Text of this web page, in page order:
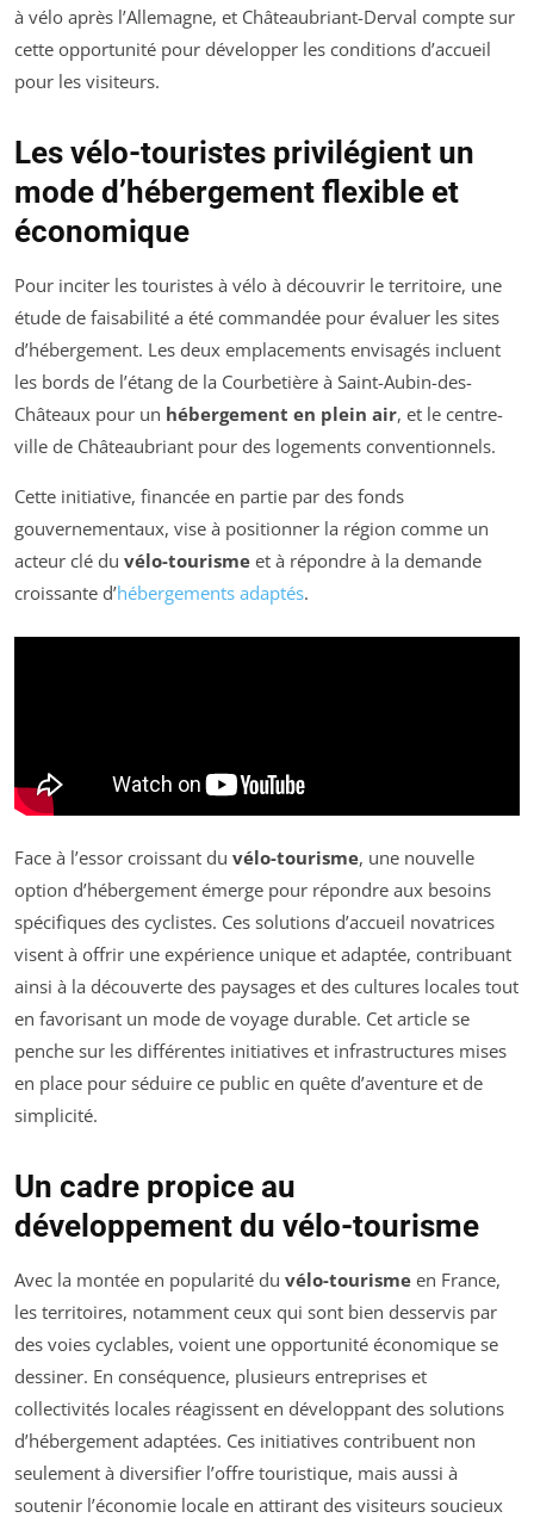
à vélo après l’Allemagne, et Châteaubriant-Derval compte sur
cette opportunité pour développer les conditions d’accueil
pour les visiteurs.
Les vélo-touristes privilégient un
mode d’hébergement flexible et
économique
Pour inciter les touristes à vélo à découvrir le territoire, une
étude de faisabilité a été commandée pour évaluer les sites
d’hébergement. Les deux emplacements envisagés incluent
les bords de l’étang de la Courbetière à Saint-Aubin-des-
Châteaux pour un hébergement en plein air, et le centre-
ville de Châteaubriant pour des logements conventionnels.
Cette initiative, financée en partie par des fonds
gouvernementaux, vise à positionner la région comme un
acteur clé du vélo-tourisme et à répondre à la demande
croissante d’hébergements adaptés.
Face à l’essor croissant du vélo-tourisme, une nouvelle
option d’hébergement émerge pour répondre aux besoins
spécifiques des cyclistes. Ces solutions d’accueil novatrices
visent à offrir une expérience unique et adaptée, contribuant
ainsi à la découverte des paysages et des cultures locales tout
en favorisant un mode de voyage durable. Cet article se
penche sur les différentes initiatives et infrastructures mises
en place pour séduire ce public en quête d’aventure et de
simplicité.
Un cadre propice au
développement du vélo-tourisme
Avec la montée en popularité du vélo-tourisme en France,
les territoires, notamment ceux qui sont bien desservis par
des voies cyclables, voient une opportunité économique se
dessiner. En conséquence, plusieurs entreprises et
collectivités locales réagissent en développant des solutions
d’hébergement adaptées. Ces initiatives contribuent non
seulement à diversifier l’offre touristique, mais aussi à
soutenir l’économie locale en attirant des visiteurs soucieux